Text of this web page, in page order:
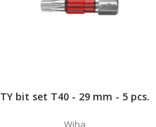
TY bit set T40 - 29 mm - 5 pcs.
Wiha